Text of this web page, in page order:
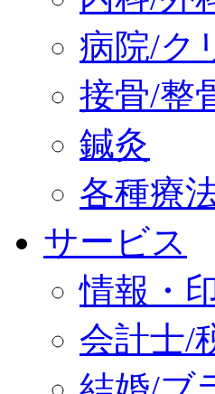
病院/ク
接骨/整
鍼灸
各種療
サービス
情報・
会計士/